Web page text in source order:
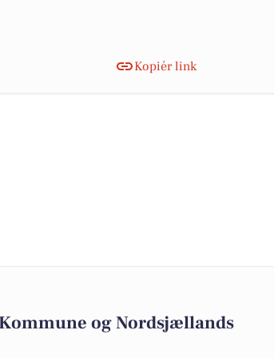
Kopiér link
og Nordsjællands